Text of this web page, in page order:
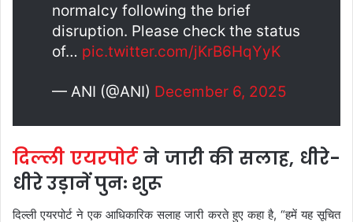
normalcy following the brief
disruption. Please check the status
of… pic.twitter.com/jKrB6HqYyK
— ANI (@ANI) December 6, 2025
दिल्ली एयरपोर्टने जारी की सलाह, धीरे-
धीरे उड़ानें पुनः शुरू
दिल्ली एयरपोर्ट ने एक आधिकारिक सलाह जारी करते हुए कहा है, “हमें यह सूचित